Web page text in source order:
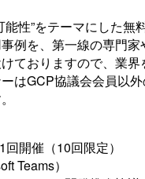
性”をテーマにした
例を、第一線の専門
ておりますので、業
はGCP協議会会員以
開催（10回限定）
Teams）